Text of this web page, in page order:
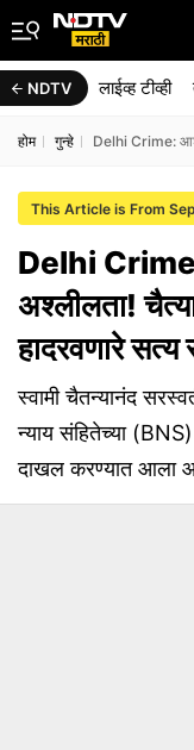
NDTV लाईव्ह टीव्ही
होम गुन्हे Delhi Crime:
This Article is From
Delhi Crime:
अश्लीलता!
हादरवणारे सत्य
स्वामी चैतन्यानंद
न्याय संहितेच्या
दाखल करण्यात आला